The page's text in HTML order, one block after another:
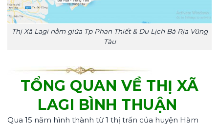
Thị Xã Lagi nằm giữa Tp Phan Thiết & Du Lịch Bà Rịa Vũng
Tàu
TỔNG QUAN VỀ THỊ XÃ
LAGI BÌNH THUẬN
Qua 15 năm hình thành từ 1 thị trấn của huyện Hàm